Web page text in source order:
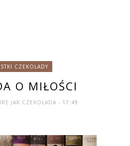
CZEKOLADY
O MIŁOŚCI
JAK CZEKOLADA- 17:49